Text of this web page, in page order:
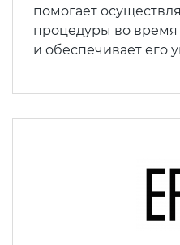
помогает
процедуры во время
и обеспечивает его